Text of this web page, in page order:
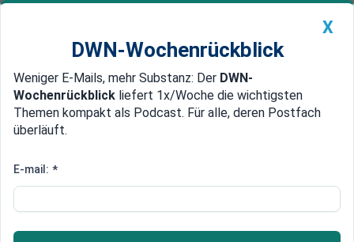
Newsticker MEIN DWN: Geldanlage Premium
Edelmetalle DWN-Magazin China
„Sleepy Joe“ hat fertig: Kann Joe
Wahlkampf ersetzt werden?
X
DWN-Wochenrückblick
Weniger E-Mails, mehr Substanz: Der DWN-
Wochenrückblick liefert 1x/Woche die wichtigsten
Themen kompakt als Podcast. Für alle, deren Postfach
überläuft.
E-mail: *